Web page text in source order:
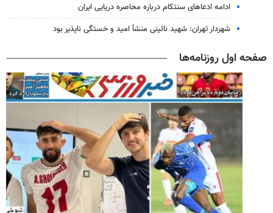
ادامه ادعاهای سنتکام درباره محاصره دریایی ایران
شهردار تهران: شهید نائینی منشأ امید و خستگی‌ ناپذیر بود
صفحه اول روزنامه‌ها